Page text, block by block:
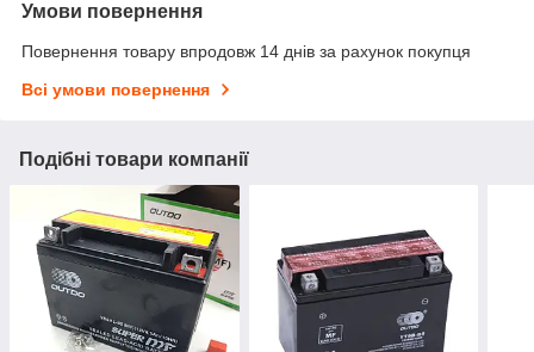
Умови повернення
Повернення товару впродовж 14 днів за рахунок покупця
Всі умови повернення
Подібні товари компанії